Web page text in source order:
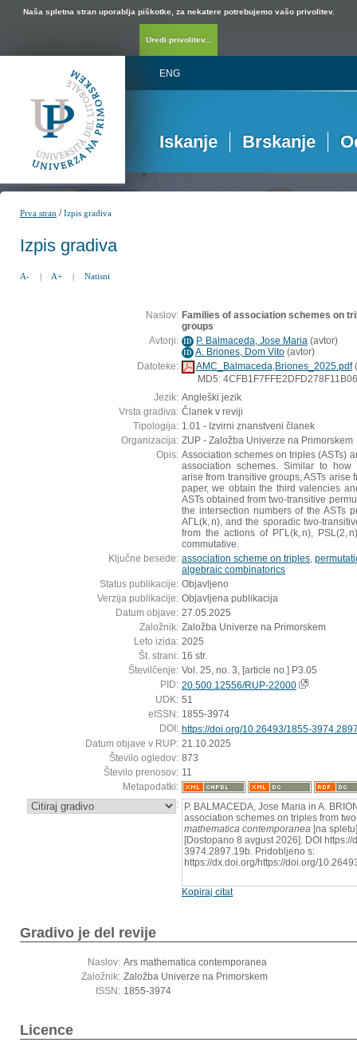
Naša spletna stran uporablja piškotke, za nekatere potrebujemo vašo privolitev.
Uredi privolitev...
ENG
Iskanje Brskanje
Prva stran /Izpis gradiva
Izpis gradiva
A- | A+ | Natisni
Naslov: Families of association schemes on
groups
Avtorji: ID P. Balmaceda, Jose Maria (avtor)
ID A. Briones, Dom Vito (avtor)
Datoteke:
AMC_Balmaceda,Briones_2025.pdf
MD5:
Jezik: Angleški jezik
Vrsta gradiva: Članek v reviji
Tipologija: 1.01 - Izvirni znanstveni članek
Organizacija: ZUP - Založba Univerze na Primorskem
Opis: Association schemes on triples (ASTs)
association schemes. Similar to how
arise from transitive groups, ASTs arise
paper, we obtain the third valencies
ASTs obtained from two-transitive
the intersection numbers of the ASTs
AΓL(k, n), and the sporadic two-
from the actions of PΓL(k, n), PSL(2,
commutative.
Ključne besede: association scheme on triples
algebraic combinatorics
Status publikacije: Objavljeno
Verzija publikacije: Objavljena publikacija
Datum objave: 27.05.2025
Založnik: Založba Univerze na Primorskem
Leto izida: 2025
Št. strani: 16 str.
Številčenje: Vol. 25, no. 3, [article no.] P3.05
PID: 20.500.12556/RUP-22000
UDK: 51
eISSN: 1855-3974
DOI: https://doi.org/10.26493/1855-
Datum objave v RUP: 21.10.2025
Število ogledov: 873
Število prenosov: 11
Metapodatki:
: P. BALMACEDA, Jose Maria in A.
association schemes on triples from
mathematica contemporanea [na
[Dostopano 8 avgust 2026]. DOI
3974.2897.19b. Pridobljeno s:
https://dx.doi.org/https://doi.org/
Kopiraj citat
Gradivo je del revije
Naslov: Ars mathematica contemporanea
Založnik: Založba Univerze na Primorskem
ISSN: 1855-3974
Licence